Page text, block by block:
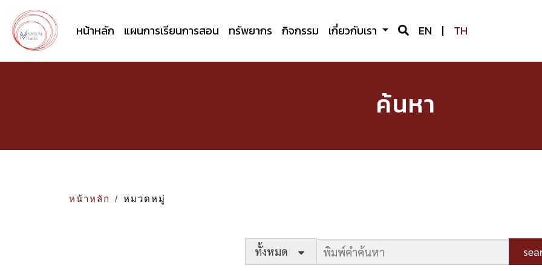
หน้าหลัก แผนการเรียนการสอน ทรัพยากร กิจกรรม เกี่ยวกับเรา EN | TH
ค้นหา
หน้าหลัก หมวดหมู่
ทั้งหมด